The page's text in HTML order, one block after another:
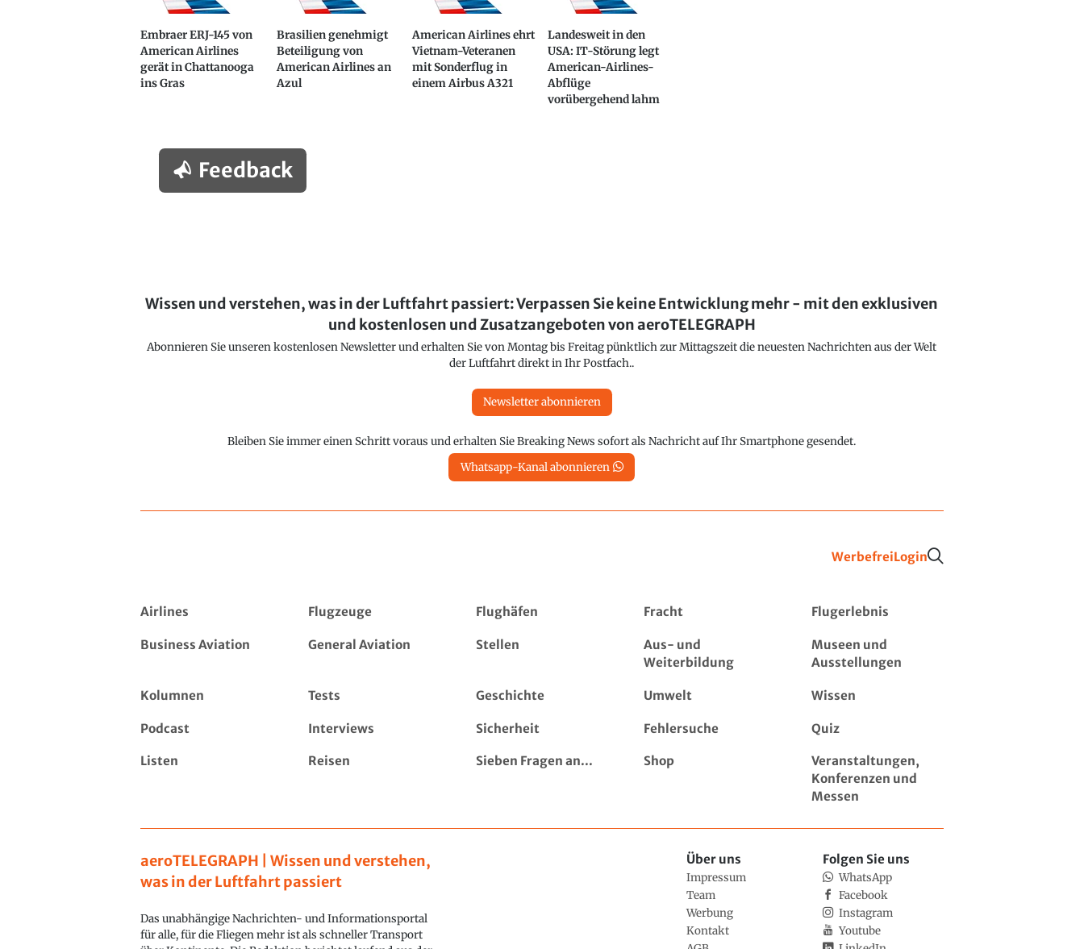
Embraer ERJ-145 von
American Airlines
gerät in Chattanooga
ins Gras
Brasilien genehmigt
Beteiligung von
American Airlines an
Azul
American Airlines ehrt
Vietnam-Veteranen
mit Sonderflug in
einem Airbus A321
Landesweit in den
USA: IT-Störung legt
American-Airlines-
Abflüge
vorübergehend lahm
Feedback
Wissen und verstehen, was in der Luftfahrt passiert: Verpassen Sie keine Entwicklung mehr - mit den exklusiven
und kostenlosen und Zusatzangeboten von aeroTELEGRAPH
Abonnieren Sie unseren kostenlosen Newsletter und erhalten Sie von Montag bis Freitag pünktlich zur Mittagszeit die neuesten Nachrichten aus der Welt
der Luftfahrt direkt in Ihr Postfach..
Newsletter abonnieren
Bleiben Sie immer einen Schritt voraus und erhalten Sie Breaking News sofort als Nachricht auf Ihr Smartphone gesendet.
Whatsapp-Kanal abonnieren
WerbefreiLogin
Airlines Flugzeuge Flughäfen Fracht Flugerlebnis
Business Aviation General Aviation Stellen
Aus- und
Weiterbildung
Museen und
Ausstellungen
Kolumnen Tests Geschichte Umwelt Wissen
Podcast Interviews Sicherheit Fehlersuche Quiz
Listen Reisen Sieben Fragen an... Shop
Veranstaltungen,
Konferenzen und
Messen
aeroTELEGRAPH | Wissen und verstehen,
was in der Luftfahrt passiert
Das unabhängige Nachrichten- und Informationsportal
für alle, für die Fliegen mehr ist als schneller Transport
Über uns
Impressum
Team
Werbung
Kontakt
Folgen Sie uns
WhatsApp
Facebook
Instagram
Youtube